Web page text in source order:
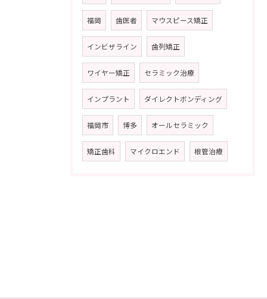
福岡 歯医者 マウスピース矯正
インビザライン 歯列矯正
ワイヤー矯正 セラミック治療
インプラント ダイレクトボンディング
福岡市 博多 オールセラミック
矯正歯科 マイクロエンド 根管治療